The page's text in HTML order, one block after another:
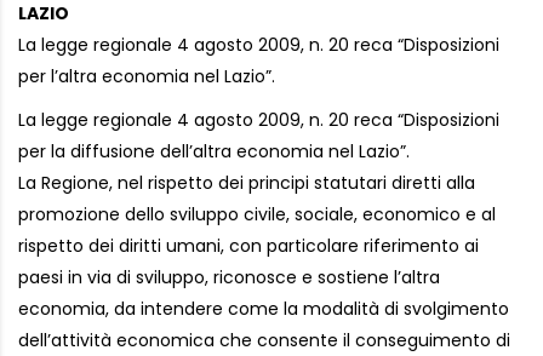
LAZIO
La legge regionale 4 agosto 2009, n. 20 reca “Disposizioni
per l’altra economia nel Lazio”.
La legge regionale 4 agosto 2009, n. 20 reca “Disposizioni
per la diffusione dell’altra economia nel Lazio”.
La Regione, nel rispetto dei principi statutari diretti alla
promozione dello sviluppo civile, sociale, economico e al
rispetto dei diritti umani, con particolare riferimento ai
paesi in via di sviluppo, riconosce e sostiene l’altra
economia, da intendere come la modalità di svolgimento
dell’attività economica che consente il conseguimento di